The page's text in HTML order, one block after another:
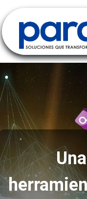
Ir al contenido